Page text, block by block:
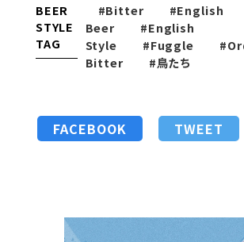
BEER
STYLE
TAG
#Bitter
#English
Beer
#English
Style
#Fuggle
Bitter
#鳥たち
FACEBOOK TWEET